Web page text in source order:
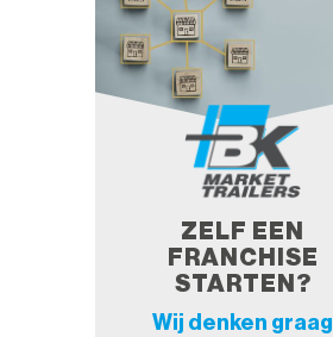
ZELF EEN
FRANCHISE
STARTEN?
Wij denken graag